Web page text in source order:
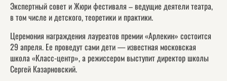
Экспертный совет и Жюри фестиваля – ведущие деятели театра,
в том числе и детского, теоретики и практики.
Церемония награждения лауреатов премии «Арлекин» состоится
29 апреля. Ее проведут сами дети — известная московская
школа «Класс-центр», а режиссером выступит директор школы
Сергей Казарновский.